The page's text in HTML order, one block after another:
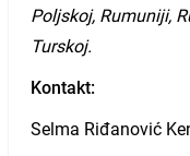
Poljskoj, Rumuniji,
Turskoj.
Kontakt:
Selma Riđanović